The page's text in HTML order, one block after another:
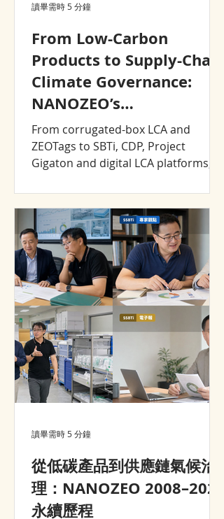
From Low-Carbon
Products to Supply-Chain
Climate Governance:
NANOZEO’s
Sustainability Journey,
2008–2026
From corrugated-box LCA and
ZEOTags to SBTi, CDP, Project
Gigaton and digital LCA platforms,
turned sustainability into product
advantage, customer value and
market growth.
讀畢需時 5 分鐘
從低碳產品到供應鏈氣候治
理：NANOZEO 2008–2026
永續歷程
讀畢需時 5 分鐘